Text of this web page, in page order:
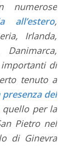
numerose
,
Irlanda,
Danimarca,
di
tenuto a
presenza del
quello per la
Pietro nel
di Ginevra